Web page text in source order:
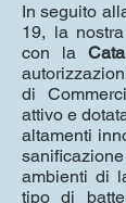
In seguito
19, la
con la
di
attivo e
altamenti
ambienti di
tipo di